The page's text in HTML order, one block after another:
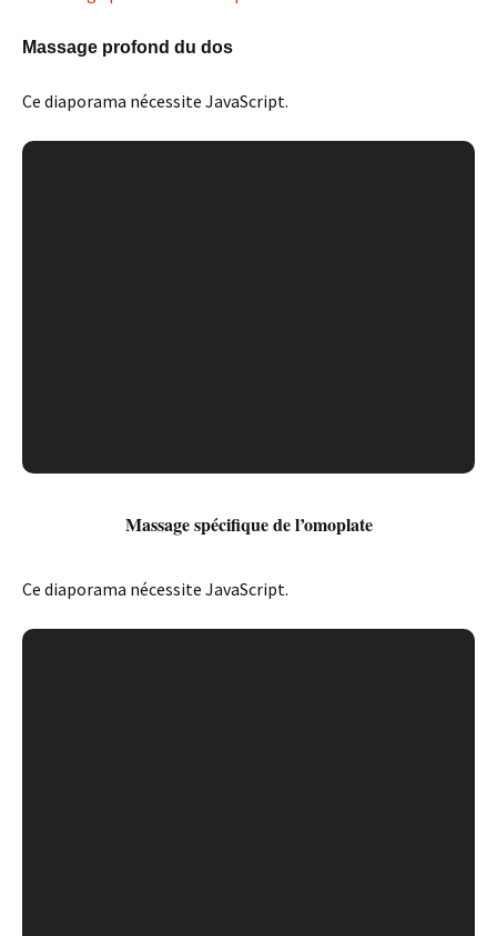
Massage profond du dos
Ce diaporama nécessite JavaScript.
Massage spécifique de l’omoplate
Ce diaporama nécessite JavaScript.